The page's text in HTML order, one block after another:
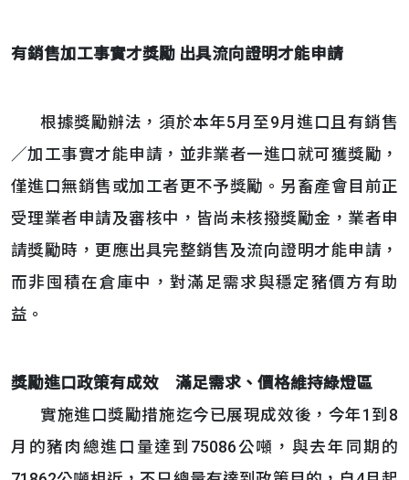
有銷售加工事實才獎勵 出具流向證明才能申請
根據獎勵辦法，須於本年5月至9月進口且有銷售
／加工事實才能申請，並非業者一進口就可獲獎勵，
僅進口無銷售或加工者更不予獎勵。另畜產會目前正
受理業者申請及審核中，皆尚未核撥獎勵金，業者申
請獎勵時，更應出具完整銷售及流向證明才能申請，
而非囤積在倉庫中，對滿足需求與穩定豬價方有助
益。
獎勵進口政策有成效 滿足需求、價格維持綠燈區
實施進口獎勵措施迄今已展現成效後，今年1到8
月的豬肉總進口量達到75086公噸，與去年同期的